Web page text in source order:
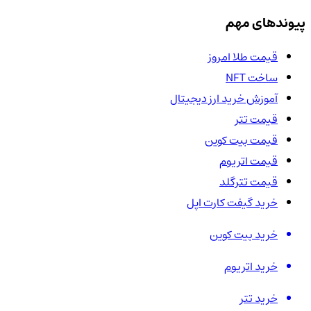
پیوندهای مهم
قیمت طلا امروز
ساخت NFT
آموزش خرید ارز دیجیتال
قیمت تتر
قیمت بیت کوین
قیمت اتریوم
قیمت تترگلد
خرید گیفت کارت اپل
خرید بیت کوین
خرید اتریوم
خرید تتر